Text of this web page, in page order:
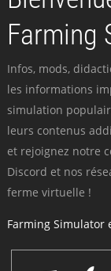
Farming
Infos, mods,
les informations
simulation
leurs contenus
et rejoignez notre
Discord et nos
ferme virtuelle !
Farming Simulator